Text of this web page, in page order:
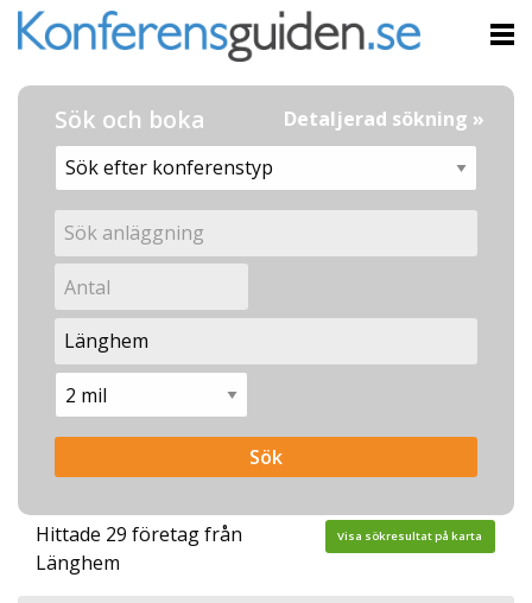
Sök och boka Detaljerad sökning »
Hittade 29 företag från
Länghem
Visa sökresultat på karta